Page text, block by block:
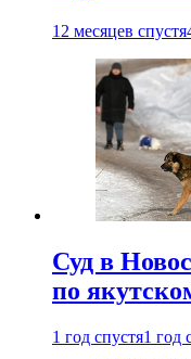
12 месяцев спустя
Суд в
по
1 год спустя1 год